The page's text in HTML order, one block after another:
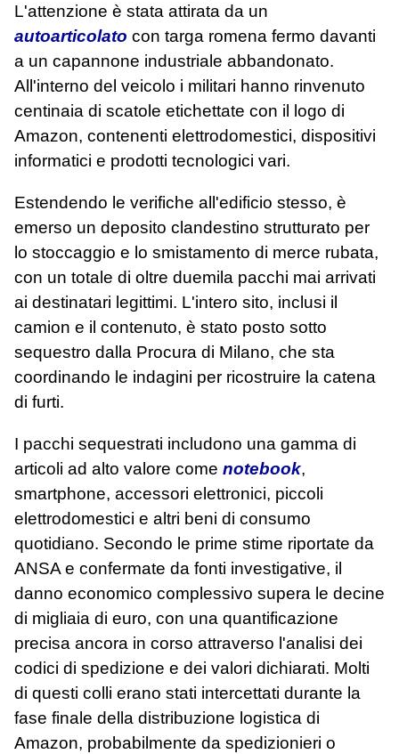
L'attenzione è stata attirata da un
autoarticolato con targa romena fermo davanti
a un capannone industriale abbandonato.
All'interno del veicolo i militari hanno rinvenuto
centinaia di scatole etichettate con il logo di
Amazon, contenenti elettrodomestici, dispositivi
informatici e prodotti tecnologici vari.
Estendendo le verifiche all'edificio stesso, è
emerso un deposito clandestino strutturato per
lo stoccaggio e lo smistamento di merce rubata,
con un totale di oltre duemila pacchi mai arrivati
ai destinatari legittimi. L'intero sito, inclusi il
camion e il contenuto, è stato posto sotto
sequestro dalla Procura di Milano, che sta
coordinando le indagini per ricostruire la catena
di furti.
I pacchi sequestrati includono una gamma di
articoli ad alto valore come notebook,
smartphone, accessori elettronici, piccoli
elettrodomestici e altri beni di consumo
quotidiano. Secondo le prime stime riportate da
ANSA e confermate da fonti investigative, il
danno economico complessivo supera le decine
di migliaia di euro, con una quantificazione
precisa ancora in corso attraverso l'analisi dei
codici di spedizione e dei valori dichiarati. Molti
di questi colli erano stati intercettati durante la
fase finale della distribuzione logistica di
Amazon, probabilmente da spedizionieri o